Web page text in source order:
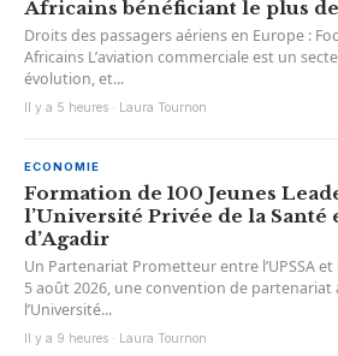
Africains bénéficiant le plus
Droits des passagers aériens en Europe :
Africains L’aviation commerciale est un
évolution, et...
Il y a 5 heures · Laura Tournon
ECONOMIE
Formation de 100 Jeunes
l’Université Privée de la Santé
d’Agadir
Un Partenariat Prometteur entre l’UPSSA
5 août 2026, une convention de partenariat
l’Université...
Il y a 9 heures · Laura Tournon